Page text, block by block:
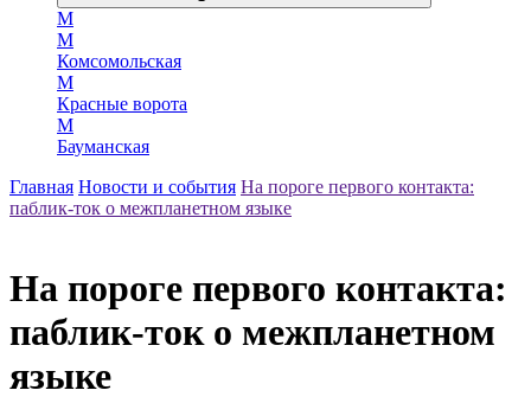
М
М
Комсомольская
М
Красные ворота
М
Бауманская
Главная Новости и события На пороге первого контакта:
паблик‑ток о межпланетном языке
На пороге первого контакта:
паблик‑ток о межпланетном
языке